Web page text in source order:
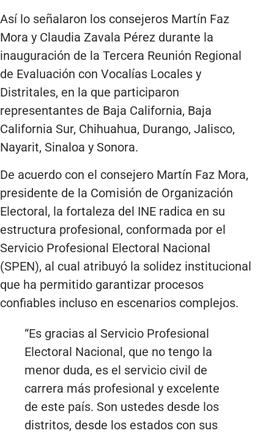
Así lo señalaron los consejeros Martín Faz
Mora y Claudia Zavala Pérez durante la
inauguración de la Tercera Reunión Regional
de Evaluación con Vocalías Locales y
Distritales, en la que participaron
representantes de Baja California, Baja
California Sur, Chihuahua, Durango, Jalisco,
Nayarit, Sinaloa y Sonora.
De acuerdo con el consejero Martín Faz Mora,
presidente de la Comisión de Organización
Electoral, la fortaleza del INE radica en su
estructura profesional, conformada por el
Servicio Profesional Electoral Nacional
(SPEN), al cual atribuyó la solidez institucional
que ha permitido garantizar procesos
confiables incluso en escenarios complejos.
“Es gracias al Servicio Profesional
Electoral Nacional, que no tengo la
menor duda, es el servicio civil de
carrera más profesional y excelente
de este país. Son ustedes desde los
distritos, desde los estados con sus